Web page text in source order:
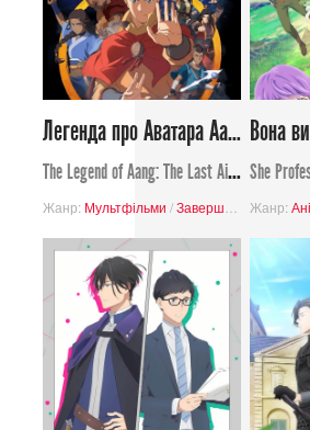
Легенда про Аватара Аанґа: Останній маг повітря
The Legend of Aang: The Last Airbender
Жанр: Мультфільми /Завершені проєкти /
She
Жанр: